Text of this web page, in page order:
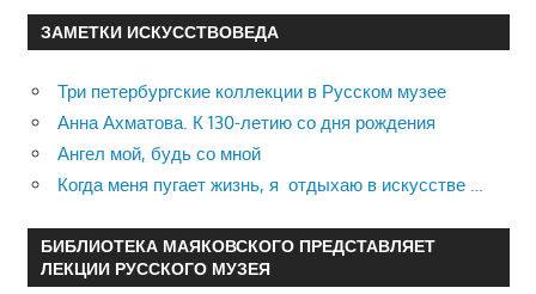
ЗАМЕТКИ ИСКУССТВОВЕДА
Три петербургские коллекции в Русском музее
Анна Ахматова. К 130-летию со дня рождения
Ангел мой, будь со мной
Когда меня пугает жизнь, я отдыхаю в искусстве …
БИБЛИОТЕКА МАЯКОВСКОГО ПРЕДСТАВЛЯЕТ
ЛЕКЦИИ РУССКОГО МУЗЕЯ